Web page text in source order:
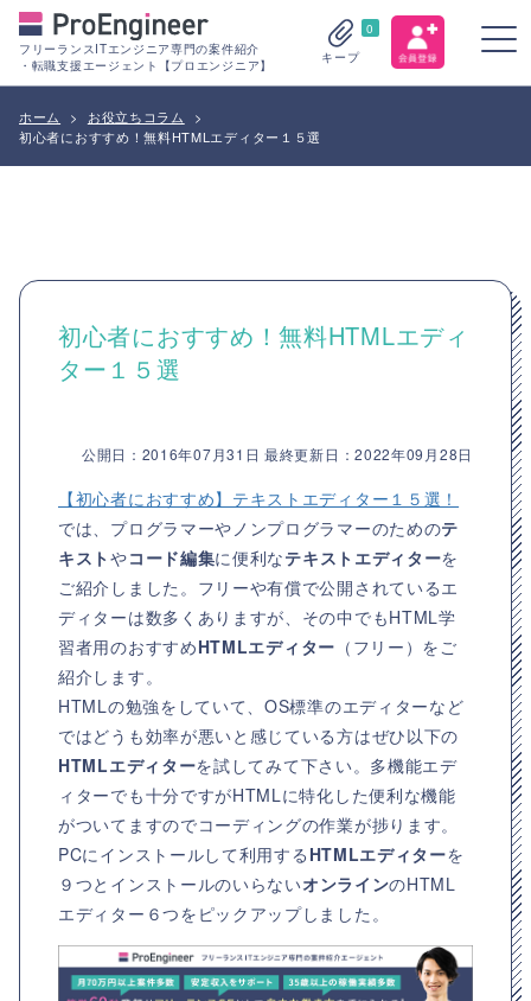
フリーランスITエンジニア専門の案件紹介
・転職支援エージェント【プロエンジニア】
0
キープ
ホーム > お役立ちコラム
>
初心者におすすめ！無料HTMLエディター１５選
初心者におすすめ！無料HTMLエディ
ター１５選
公開日：2016年07月31日 最終更新日：2022年09月28日
【初心者におすすめ】テキストエディター１５選！
では、プログラマーやノンプログラマーのためのテ
キストやコード編集に便利なテキストエディターを
ご紹介しました。フリーや有償で公開されているエ
ディターは数多くありますが、その中でもHTML学
習者用のおすすめHTMLエディター （フリー）をご
紹介します。
HTMLの勉強をしていて、OS標準のエディターなど
ではどうも効率が悪いと感じている方はぜひ以下の
HTMLエディターを試してみて下さい。多機能エデ
ィターでも十分ですがHTMLに特化した便利な機能
がついてますのでコーディングの作業が捗ります。
PCにインストールして利用する HTMLエディターを
９つとインストールのいらないオンラインのHTML
エディター６つをピックアップしました。